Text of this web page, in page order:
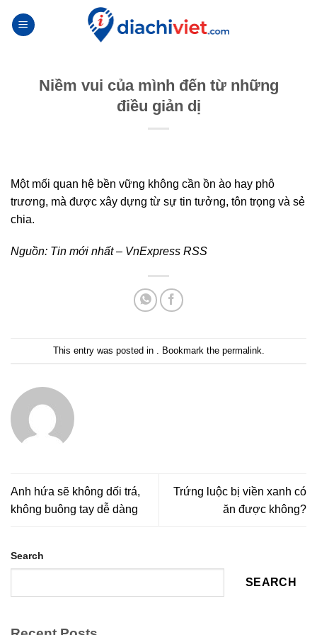
Niềm vui của mình đến từ những
điều giản dị
Một mối quan hệ bền vững không cần ồn ào hay phô
trương, mà được xây dựng từ sự tin tưởng, tôn trọng và sẻ
chia.
Nguồn: Tin mới nhất – VnExpress RSS
This entry was posted in . Bookmark the permalink
Anh hứa sẽ không dối trá,
không buông tay dễ dàng
Trứng luộc bị viền xanh có
ăn được không?
Search
SEARCH